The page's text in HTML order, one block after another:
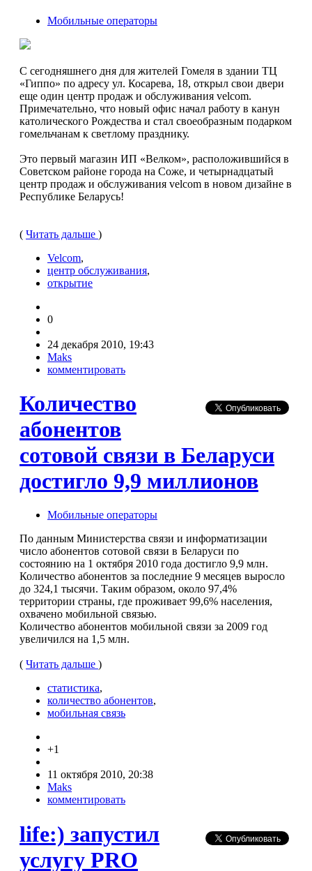
Мобильные операторы
С сегодняшнего дня для жителей Гомеля в здании ТЦ
«Гиппо» по адресу ул. Косарева, 18, открыл свои двери
еще один центр продаж и обслуживания velcom.
Примечательно, что новый офис начал работу в канун
католического Рождества и стал своеобразным подарком
гомельчанам к светлому празднику.
Это первый магазин ИП «Велком», расположившийся в
Советском районе города на Соже, и четырнадцатый
центр продаж и обслуживания velcom в новом дизайне в
Республике Беларусь!
( Читать дальше )
Velcom,
центр обслуживания,
открытие
0
24 декабря 2010, 19:43
Maks
комментировать
Количество
абонентов
сотовой связи в Беларуси
достигло 9,9 миллионов
Мобильные операторы
По данным Министерства связи и информатизации
число абонентов сотовой связи в Беларуси по
состоянию на 1 октября 2010 года достигло 9,9 млн.
Количество абонентов за последние 9 месяцев выросло
до 324,1 тысячи. Таким образом, около 97,4%
территории страны, где проживает 99,6% населения,
охвачено мобильной связью.
Количество абонентов мобильной связи за 2009 год
увеличился на 1,5 млн.
( Читать дальше )
статистика,
количество абонентов,
мобильная связь
+1
11 октября 2010, 20:38
Maks
комментировать
life:) запустил
услугу PRO